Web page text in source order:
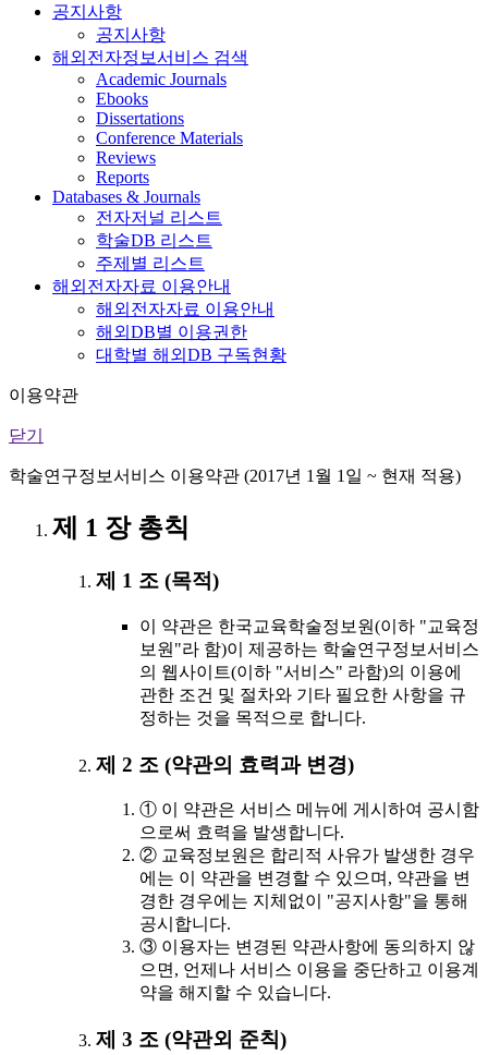
공지사항
공지사항
해외전자정보서비스 검색
Academic Journals
Ebooks
Dissertations
Conference Materials
Reviews
Reports
Databases & Journals
전자저널 리스트
학술DB 리스트
주제별 리스트
해외전자자료 이용안내
해외전자자료 이용안내
해외DB별 이용권한
대학별 해외DB 구독현황
이용약관
닫기
학술연구정보서비스 이용약관 (2017년 1월 1일 ~ 현재 적용)
제 1 장 총칙
제 1 조 (목적)
이 약관은 한국교육학술정보원(이하 "교육정
보원"라 함)이 제공하는 학술연구정보서비스
의 웹사이트(이하 "서비스" 라함)의 이용에
관한 조건 및 절차와 기타 필요한 사항을 규
정하는 것을 목적으로 합니다.
제 2 조 (약관의 효력과 변경)
① 이 약관은 서비스 메뉴에 게시하여 공시함
으로써 효력을 발생합니다.
② 교육정보원은 합리적 사유가 발생한 경우
에는 이 약관을 변경할 수 있으며, 약관을 변
경한 경우에는 지체없이 "공지사항"을 통해
공시합니다.
③ 이용자는 변경된 약관사항에 동의하지 않
으면, 언제나 서비스 이용을 중단하고 이용계
약을 해지할 수 있습니다.
제 3 조 (약관외 준칙)